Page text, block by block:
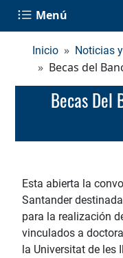
Menú
Inicio Noticias
Becas del
Becas Del Banco Santander Para
Esta abierta la
Santander
para la realización
vinculados a
la Universitat de les